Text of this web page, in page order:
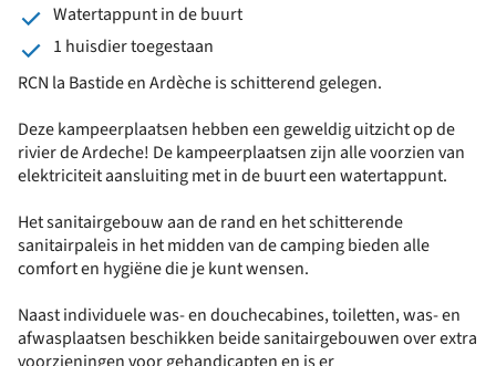
Watertappunt in de buurt
1 huisdier toegestaan
RCN la Bastide en Ardèche is schitterend gelegen.
Deze kampeerplaatsen hebben een geweldig uitzicht op de
rivier de Ardeche! De kampeerplaatsen zijn alle voorzien van
elektriciteit aansluiting met in de buurt een watertappunt.
Het sanitairgebouw aan de rand en het schitterende
sanitairpaleis in het midden van de camping bieden alle
comfort en hygiëne die je kunt wensen.
Naast individuele was- en douchecabines, toiletten, was- en
afwasplaatsen beschikken beide sanitairgebouwen over extra